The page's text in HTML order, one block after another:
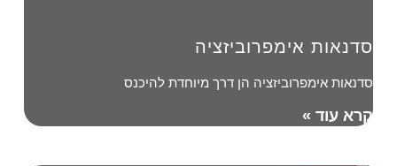
סדנאות אימפרוביזציה
סדנאות אימפרוביזציה הן דרך מיוחדת להיכנס
קרא עוד »